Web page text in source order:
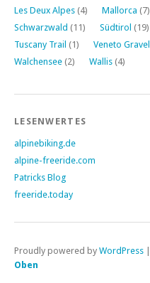
Les Deux Alpes (4) Mallorca (7)
Schwarzwald (11) Südtirol (19)
Tuscany Trail (1) Veneto Gravel
Walchensee (2) Wallis (4)
LESENWERTES
alpinebiking.de
alpine-freeride.com
Patricks Blog
freeride.today
Proudly powered by WordPress
Oben